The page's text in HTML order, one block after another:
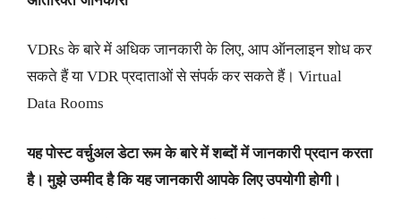
VDRs के बारे में अधिक जानकारी के लिए, आप ऑनलाइन शोध कर
सकते हैं या VDR प्रदाताओं से संपर्क कर सकते हैं। Virtual
Data Rooms
यह पोस्ट वर्चुअल डेटा रूम के बारे में शब्दों में जानकारी प्रदान करता
है। मुझे उम्मीद है कि यह जानकारी आपके लिए उपयोगी होगी।